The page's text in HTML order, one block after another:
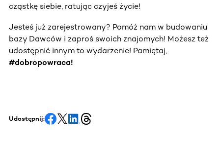
cząstkę siebie, ratując czyjeś życie!
Jesteś już zarejestrowany? Pomóż nam w budowaniu
bazy Dawców i zaproś swoich znajomych! Możesz też
udostępnić innym to wydarzenie! Pamiętaj,
#dobropowraca!
Udostępnij: